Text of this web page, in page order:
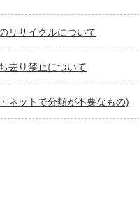
リサイクルについて
去り禁止について
ネットで分類が不要なもの)